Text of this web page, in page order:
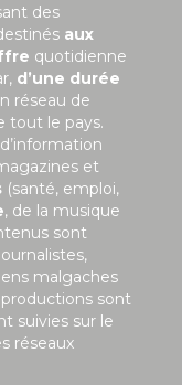
des
aux
quotidienne
d’une durée
réseau de
tout le pays.
d’information
et
(santé, emploi,
, de la musique
sont
malgaches
sont
suivies sur le
réseaux